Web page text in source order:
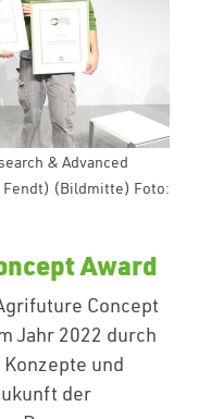
& Advanced
Fendt) (Bildmitte) Foto:
Award
Concept
Jahr 2022 durch
und
der